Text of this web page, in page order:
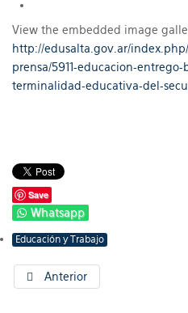
View the embedded image
http://edusalta.gov.ar/
prensa/5911-educacion-
terminalidad-educativa-del-
Save
Whatsapp
Educación y Trabajo
Anterior